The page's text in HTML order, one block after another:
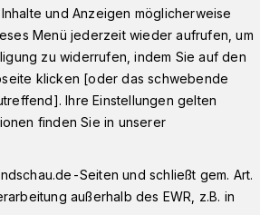
nächste
für
welche
entlang der
und Anzeigen möglicherweise
Menü jederzeit wieder aufrufen, um
zu widerrufen, indem Sie auf den
klicken [oder das schwebende
Ihre Einstellungen gelten
finden Sie in unserer
Seiten und schließt gem. Art.
außerhalb des EWR, z.B. in